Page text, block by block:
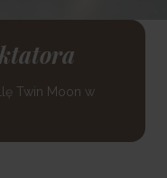
Twin Moon w